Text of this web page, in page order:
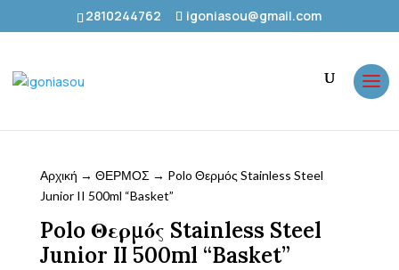
2810244762 igoniasou@gmail.com
Αρχική → ΘΕΡΜΟΣ → Polo Θερμός Stainless Steel
Junior II 500ml “Basket”
Polo Θερμός Stainless Steel
Junior II 500ml “Basket”